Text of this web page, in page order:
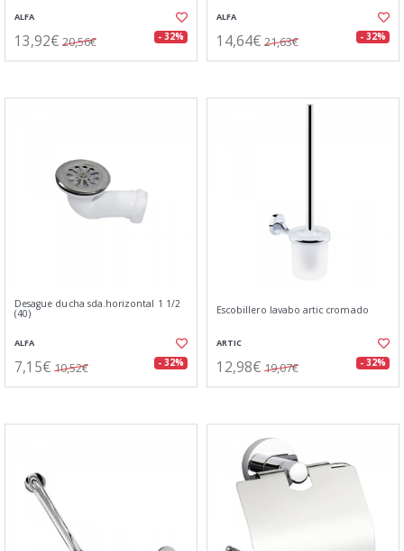
ALFA
13,92€ 20,56€ - 32%
ALFA
14,64€ 21,63€ - 32%
Desague ducha sda.horizontal 1 1/2
(40)
ALFA
7,15€ 10,52€ - 32%
Escobillero lavabo artic cromado
ARTIC
12,98€ 19,07€ - 32%